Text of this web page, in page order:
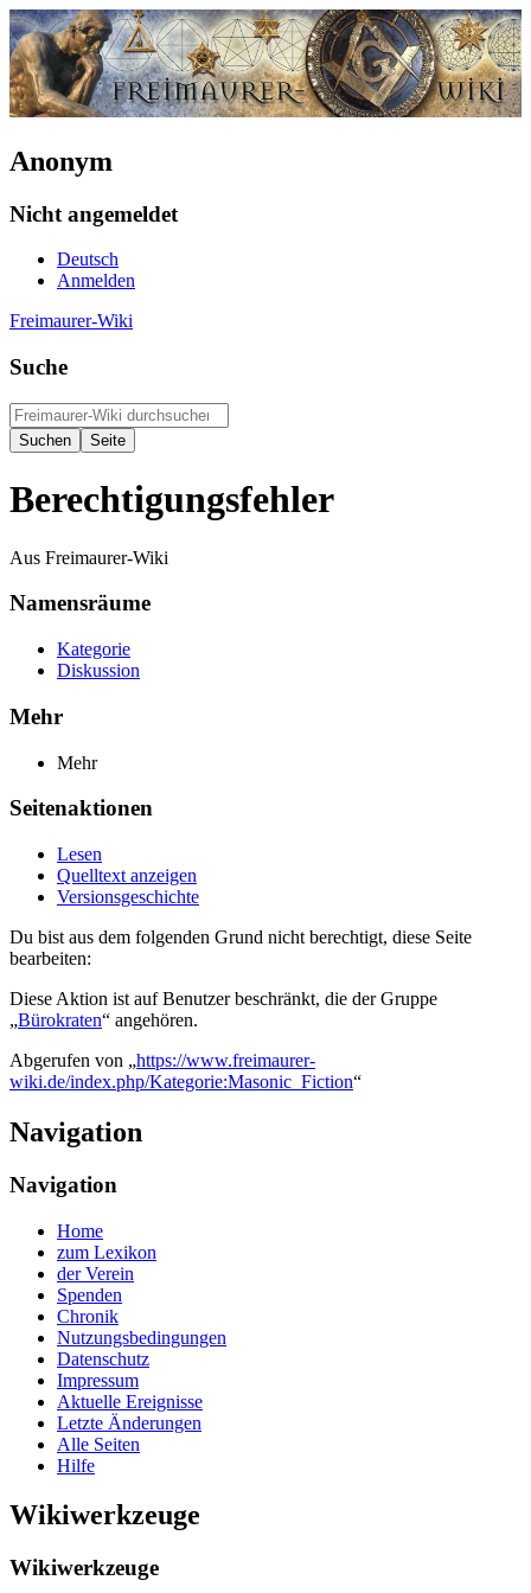
Anonym
Nicht angemeldet
Deutsch
Anmelden
Freimaurer-Wiki
Suche
Berechtigungsfehler
Aus Freimaurer-Wiki
Namensräume
Kategorie
Diskussion
Mehr
Mehr
Seitenaktionen
Lesen
Quelltext anzeigen
Versionsgeschichte
Du bist aus dem folgenden Grund nicht berechtigt, diese Seite
bearbeiten:
Diese Aktion ist auf Benutzer beschränkt, die der Gruppe
„Bürokraten“ angehören.
Abgerufen von „https://www.freimaurer-
wiki.de/index.php/Kategorie:Masonic_Fiction“
Navigation
Navigation
Home
zum Lexikon
der Verein
Spenden
Chronik
Nutzungsbedingungen
Datenschutz
Impressum
Aktuelle Ereignisse
Letzte Änderungen
Alle Seiten
Hilfe
Wikiwerkzeuge
Wikiwerkzeuge